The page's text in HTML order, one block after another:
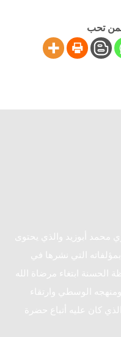
تحب
محمد أبوزيد والذي يحتوى
التي نشرها في
الحسنة ابتغاء مرضاة الله
ومنهجه الوسطي وارتقاء
كان عليه أتباع حضرة